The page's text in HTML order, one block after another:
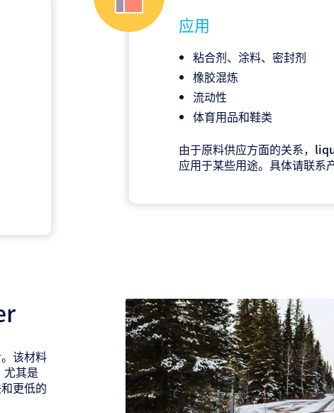
应用
粘合剂、涂料、密封剂
橡胶混炼
流动性
体育用品和鞋类
由于原料供应方面的关系，
应用于某些用途。具体请联系
该材料
其是
更低的